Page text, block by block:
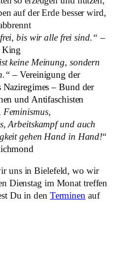
auf der Erde besser wird,
bis wir alle frei sind.“ –
King
keine Meinung, sondern
– Vereinigung der
Naziregimes – Bund der
und Antifaschisten
Feminismus,
Arbeitskampf und auch
gehen Hand in Hand!“
uns in Bielefeld, wo wir
Dienstag im Monat treffen
Du in den Terminen auf